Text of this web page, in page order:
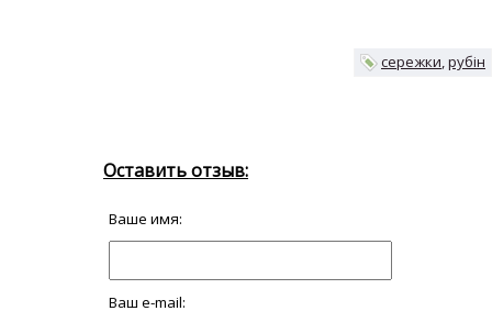
сережки рубін